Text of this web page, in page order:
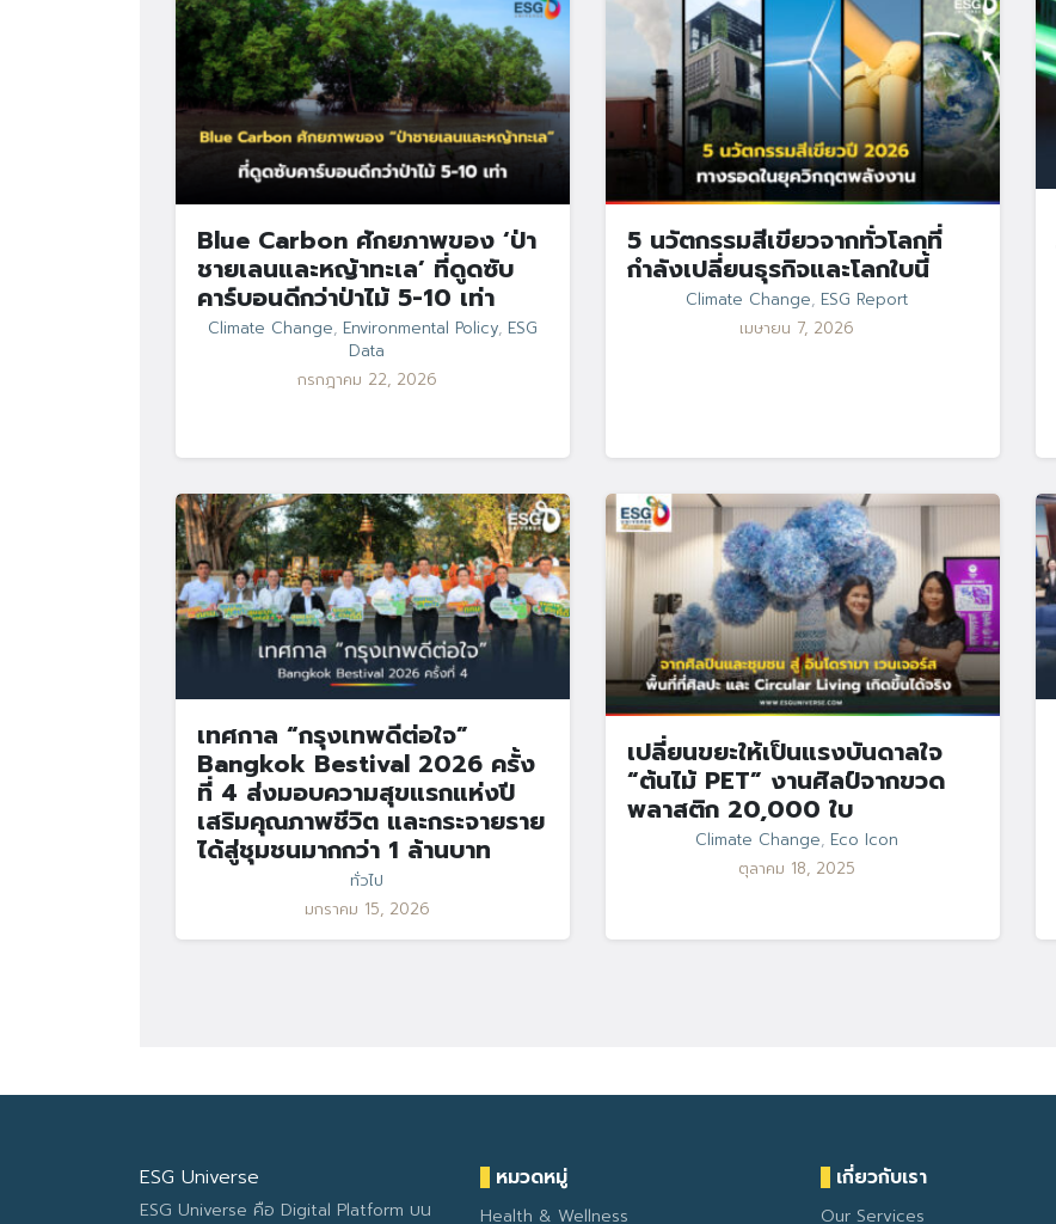
Blue Carbon ศักยภาพของ ‘ป่า
ชายเลนและหญ้าทะเล’ ที่ดูดซับ
คาร์บอนดีกว่าป่าไม้ 5-10 เท่า
Climate Change, Environmental Policy, ESG
Data
กรกฎาคม 22, 2026
5 นวัตกรรมสีเขียวจากทั่วโลกที่
กำลังเปลี่ยนธุรกิจและโลกใบนี้
Climate Change, ESG Report
เมษายน 7, 2026
เทศกาล “กรุงเทพดีต่อใจ”
Bangkok Bestival 2026 ครั้ง
ที่ 4 ส่งมอบความสุขแรกแห่งปี
เสริมคุณภาพชีวิต และกระจายราย
ได้สู่ชุมชนมากกว่า 1 ล้านบาท
ทั่วไป
มกราคม 15, 2026
เปลี่ยนขยะให้เป็นแรงบันดาลใจ
“ต้นไม้ PET” งานศิลป์จากขวด
พลาสติก 20,000 ใบ
Climate Change, Eco Icon
ตุลาคม 18, 2025
ESG Universe
ESG Universe คือ Digital Platform บน
หมวดหมู่
Health & Wellness
เกี่ยวกับเรา
Our Services